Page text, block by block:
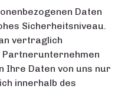
Daten
Sicherheitsniveau.
vertraglich
Ihre Daten von uns nur
innerhalb des